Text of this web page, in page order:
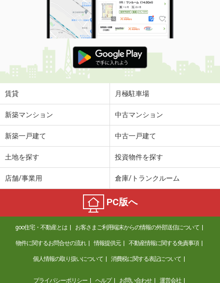
専有面積 25.28m²
間取り
ワンルーム
石川県金沢市山科３丁目
価 格
4.40万円
住 所
石川県金沢市山科３丁目
専有面積
石川県金沢市田上の里１丁目
石川県加賀市松が丘１
5万円
住 所
石川県加賀市松が丘１
専有面積 72m²
間取り
4DK
石川県金沢市八日市１丁目
賃貸 月極駐車場
新築マンション 中古マンション
新築一戸建て 中古一戸建て
土地を探す 投資物件を探す
店舗/事業用 倉庫/トランクルーム
PC版へ
goo住宅・不動産とは お客さまご利用端末からの情報の外部送信について
物件に関するお問合せの流れ 情報提供元 不動産情報に関する免責事項
個人情報の取り扱いについて 消費税に関する表記について
プライバシーポリシー ヘルプ お問い合わせ 運営会社